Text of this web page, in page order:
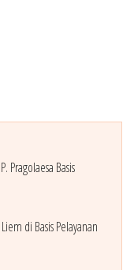
Pragolaesa Basis
di Basis Pelayanan